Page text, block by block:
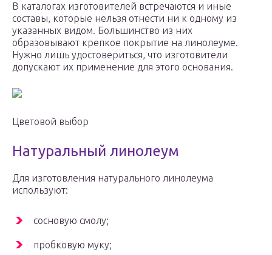
В каталогах изготовителей встречаются и иные
составы, которые нельзя отнести ни к одному из
указанных видом. Большинство из них
образовывают крепкое покрытие на линолеуме.
Нужно лишь удостовериться, что изготовители
допускают их применение для этого основания.
Цветовой выбор
Натуральный линолеум
Для изготовления натурального линолеума
используют:
сосновую смолу;
пробковую муку;